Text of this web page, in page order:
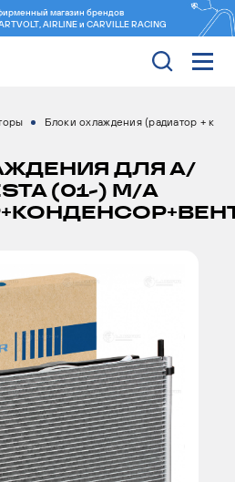
магазин брендов
AIRLINE и CARVILLE RACING
Блоки охлаждения (радиатор + к
ДЛЯ А/
(01-) M/A